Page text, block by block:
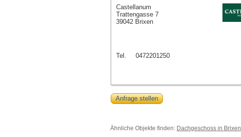
Castellanum
Trattengasse 7
39042 Brixen
Tel. 0472201250
Anfrage stellen
Ähnliche Objekte finden: Dachgeschoss in Brixen